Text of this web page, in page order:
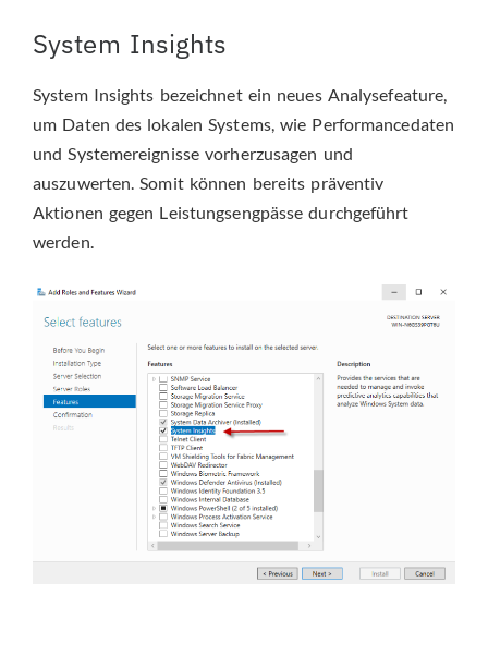
System Insights
System Insights bezeichnet ein neues Analysefeature,
um Daten des lokalen Systems, wie Performancedaten
und Systemereignisse vorherzusagen und
auszuwerten. Somit können bereits präventiv
Aktionen gegen Leistungsengpässe durchgeführt
werden.